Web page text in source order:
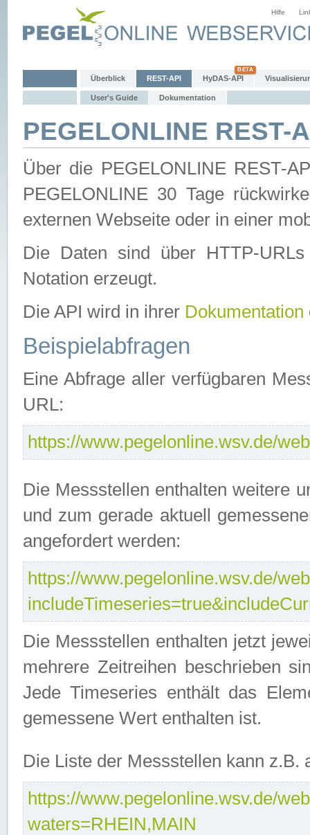
Hilfe
Überblick REST-API HyDAS-API
User's Guide Dokumentation
PEGELONLINE REST-
Über die PEGELONLINE REST-
PEGELONLINE 30 Tage
externen Webseite oder in einer
Die Daten sind über HTTP-
Notation erzeugt.
Die API wird in ihrer Dokumentation
Beispielabfragen
Eine Abfrage aller verfügbaren
URL:
https://www.pegelonline.wsv.de/
Die Messstellen enthalten weitere
und zum gerade aktuell
angefordert werden:
https://www.pegelonline.wsv.de/
Die Messstellen enthalten jetzt
mehrere Zeitreihen beschrieben
Jede Timeseries enthält das
gemessene Wert enthalten ist.
Die Liste der Messstellen kann
https://www.pegelonline.wsv.de/
waters=RHEIN,MAIN